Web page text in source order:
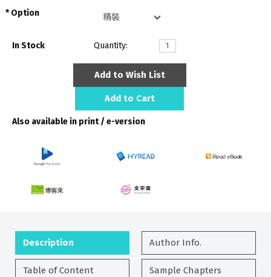
Option
In Stock Quantity:
Add to Wish List
Add to Cart
Also available in print / e-version
Description Author Info.
Table of Content Sample Chapters